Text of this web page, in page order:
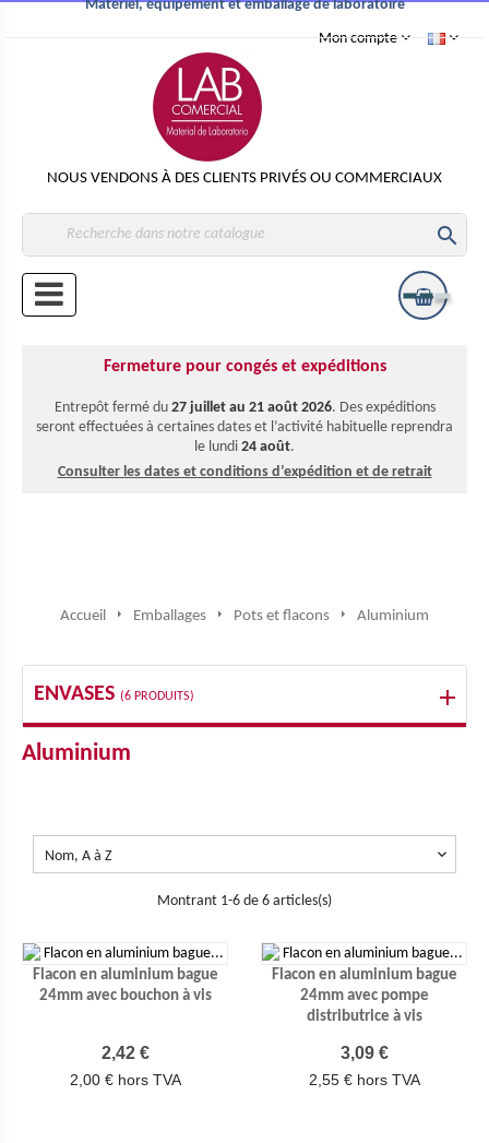
Mon compte
Matériel, équipement et emballage de laboratoire
NOUS VENDONS À DES CLIENTS PRIVÉS OU COMMERCIAUX

Fermeture pour congés et expéditions
Entrepôt fermé du 27 juillet au 21 août 2026. Des expéditions
seront effectuées à certaines dates et l’activité habituelle reprendra
le lundi 24 août.
Consulter les dates et conditions d’expédition et de retrait
Accueil Emballages Pots et flacons Aluminium
ENVASES (6 PRODUITS)
Aluminium
Nom, A à Z 
Montrant 1-6 de 6 articles(s)
Flacon en aluminium bague
24mm avec bouchon à vis
Prix
2,42 €
2,00 € hors TVA
Flacon en aluminium bague
24mm avec pompe
distributrice à vis
Prix
3,09 €
2,55 € hors TVA